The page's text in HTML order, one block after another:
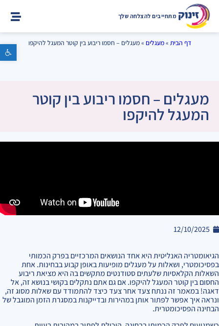
פתח סרגל נגישות
מתחייבים להצלחה שלך
דף הבית »מעגלים »מעגלים – חסמו ריבוע בין קוטר המעגל להיקפו
מעגלים – חסמו ריבוע בין קוטר
המעגל להיקפו
12/10/2025
הגיאומטריה האנליטית היא אחד הנושאים המרכזיים בפרק הכמותי
בפסיכומטרי, ושאלות על מעגלים מופיעות באופן קבוע בבחינות. אחת
השאלות הקלאסיות שלעתים סטודנטים מתקשים בה היא מציאת ריבוע
החסום בין קוטר המעגל להיקפו. אם גם אתם נתקלים בקושי בנושא זה, אל
דאגה! במאמר זה ננתח צעד אחר צעד כיצד להתמודד עם שאלות מסוג זה,
ונראה איך אפשר לפתור אותן במהירות ובדייקנות במסגרת הזמן המוגבל של
הבחינה הפסיכומטרית.